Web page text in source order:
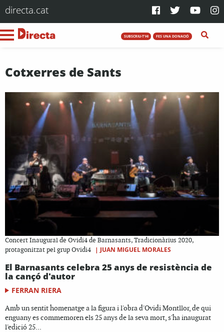
directa.cat
SUBSCRIU-T'HI FES UNA DONACIÓ
Cotxerres de Sants
Concert Inaugural de Ovidi4 de Barnasants, Tradicionàrius 2020,
protagonitzat pel grup Ovidi4
| JUAN MIGUEL MORALES
El Barnasants celebra 25 anys de resistència de
la cançó d'autor
FERRAN RIERA
Amb un sentit homenatge a la figura i l'obra d'Ovidi Montllor, de qui
enguany es commemoren els 25 anys de la seva mort, s'ha inaugurat
l'edició 25...